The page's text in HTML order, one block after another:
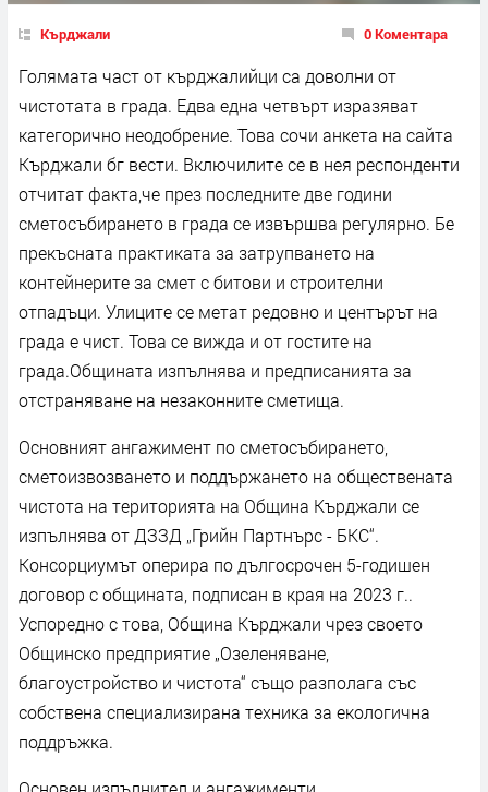
Кърджали 0 Коментара
Голямата част от кърджалийци са доволни от
чистотата в града. Едва една четвърт изразяват
категорично неодобрение. Това сочи анкета на сайта
Кърджали бг вести. Включилите се в нея респонденти
отчитат факта,че през последните две години
сметосъбирането в града се извършва регулярно. Бе
прекъсната практиката за затрупването на
контейнерите за смет с битови и строителни
отпадъци. Улиците се метат редовно и центърът на
града е чист. Това се вижда и от гостите на
града.Общината изпълнява и предписанията за
отстраняване на незаконните сметища.
Основният ангажимент по сметосъбирането,
сметоизвозването и поддържането на обществената
чистота на територията на Община Кърджали се
изпълнява от ДЗЗД „Грийн Партнърс - БКС“.
Консорциумът оперира по дългосрочен 5-годишен
договор с общината, подписан в края на 2023 г..
Успоредно с това, Община Кърджали чрез своето
Общинско предприятие „Озеленяване,
благоустройство и чистота“ също разполага със
собствена специализирана техника за екологична
поддръжка.